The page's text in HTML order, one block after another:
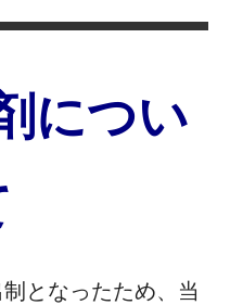
につい
となったため、当